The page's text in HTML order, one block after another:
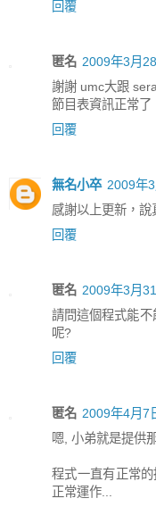
回覆
匿名 2009年3月
謝謝 umc大跟
節目表資訊正常了
回覆
無名小卒 2009年
感謝以上更新，
回覆
匿名 2009年3月
請問這個程式能
呢?
回覆
匿名 2009年4月7
嗯, 小弟就是提供
程式一直有正常
正常運作...